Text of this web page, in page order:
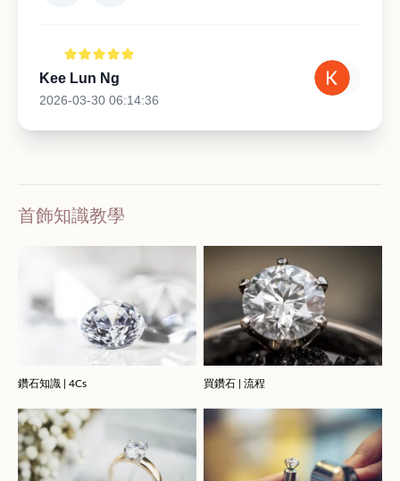
Kee Lun Ng
2026-03-30 06:14:36
首飾知識教學
鑽石知識 | 4Cs 買鑽石 | 流程